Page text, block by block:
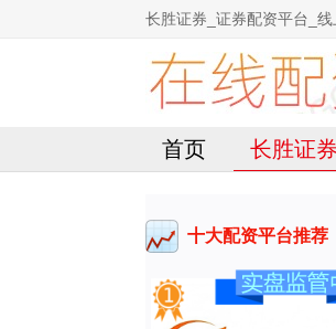
长胜证券_证券配资平台_线
首页 长胜证券
十大配资平台推荐